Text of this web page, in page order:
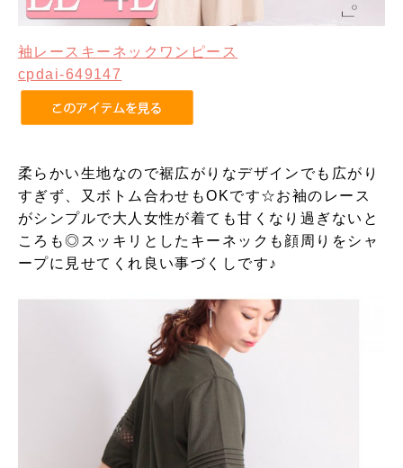
袖レースキーネックワンピース
cpdai-649147
柔らかい生地なので裾広がりなデザインでも広がり
すぎず、又ボトム合わせもOKです☆お袖のレース
がシンプルで大人女性が着ても甘くなり過ぎないと
ころも◎スッキリとしたキーネックも顔周りをシャ
ープに見せてくれ良い事づくしです♪